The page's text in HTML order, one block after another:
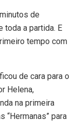
de
toda a partida. E
tempo com
de cara para o
Helena,
na primeira
“Hermanas” para